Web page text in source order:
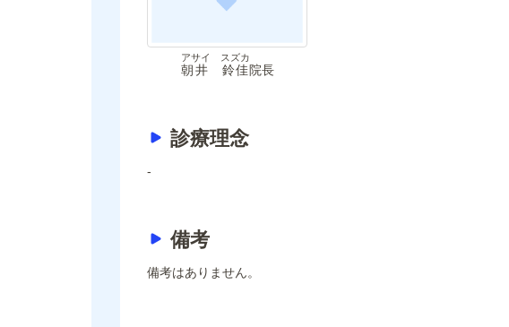
朝井 鈴佳
アサイ スズカ
院長
診療理念
-
備考
備考はありません。